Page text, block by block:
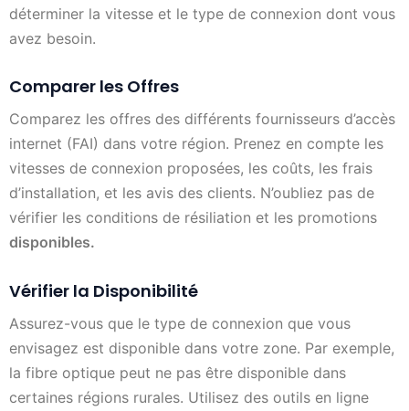
déterminer la vitesse et le type de connexion dont vous
avez besoin.
Comparer les Offres
Comparez les offres des différents fournisseurs d’accès
internet (FAI) dans votre région. Prenez en compte les
vitesses de connexion proposées, les coûts, les frais
d’installation, et les avis des clients. N’oubliez pas de
vérifier les conditions de résiliation et les promotions
disponibles.
Vérifier la Disponibilité
Assurez-vous que le type de connexion que vous
envisagez est disponible dans votre zone. Par exemple,
la fibre optique peut ne pas être disponible dans
certaines régions rurales. Utilisez des outils en ligne